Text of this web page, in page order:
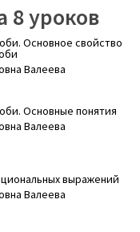
8 уроков
Основное свойство
Валеева
Основные понятия
Валеева
выражений
Валеева